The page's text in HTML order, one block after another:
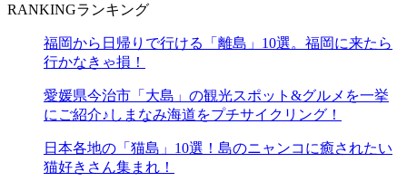
RANKINGランキング
福岡から日帰りで行ける「離島」10選。福岡に来たら
行かなきゃ損！
愛媛県今治市「大島」の観光スポット&グルメを一挙
にご紹介♪しまなみ海道をプチサイクリング！
日本各地の「猫島」10選！島のニャンコに癒されたい
猫好きさん集まれ！